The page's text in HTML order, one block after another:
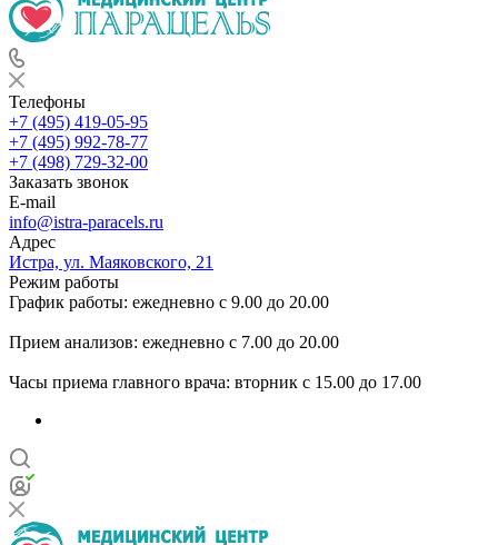
Телефоны
+7 (495) 419-05-95
+7 (495) 992-78-77
+7 (498) 729-32-00
Заказать звонок
E-mail
info@istra-paracels.ru
Адрес
Истра, ул. Маяковского, 21
Режим работы
График работы: ежедневно с 9.00 до 20.00
Прием анализов: ежедневно с 7.00 до 20.00
Часы приема главного врача: вторник с 15.00 до 17.00